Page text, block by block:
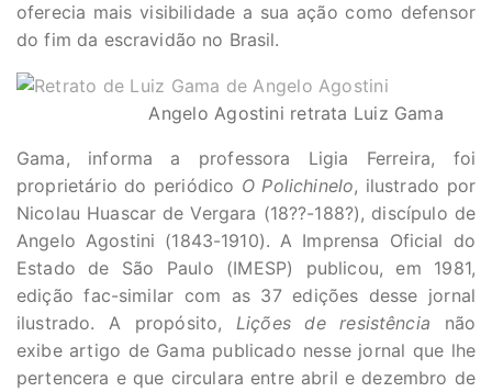
oferecia mais visibilidade a sua ação como defensor
do fim da escravidão no Brasil.
⠀⠀⠀⠀⠀⠀⠀⠀⠀ Angelo Agostini retrata Luiz Gama
Gama, informa a professora Ligia Ferreira, foi
proprietário do periódico O Polichinelo, ilustrado por
Nicolau Huascar de Vergara (18??-188?), discípulo de
Angelo Agostini (1843-1910). A Imprensa Oficial do
Estado de São Paulo (IMESP) publicou, em 1981,
edição fac-similar com as 37 edições desse jornal
ilustrado. A propósito, Lições de resistência não
exibe artigo de Gama publicado nesse jornal que lhe
pertencera e que circulara entre abril e dezembro de